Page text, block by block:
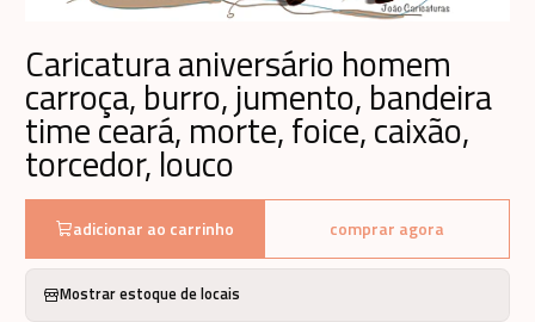
Caricatura aniversário homem
carroça, burro, jumento, bandeira
time ceará, morte, foice, caixão,
torcedor, louco
adicionar ao carrinho comprar agora
Mostrar estoque de locais